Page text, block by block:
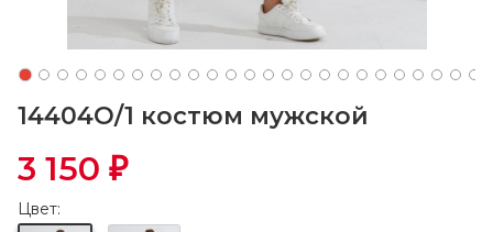
14404О/1 костюм мужской
3 150 ₽
Цвет: